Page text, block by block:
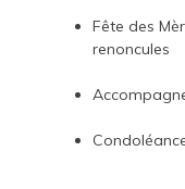
Fête des
renoncules